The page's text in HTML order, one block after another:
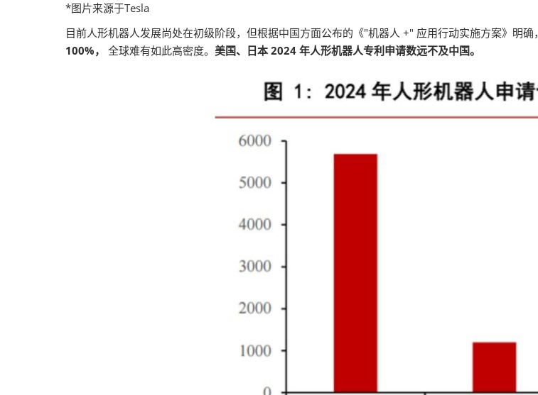
*图片来源于Tesla
目前人形机器人发展尚处在初级阶段，但根据中国方面公布的《"机器人 +" 应用行动实施方案》明确，
100%，
全球难有如此高密度。 美国、日本 2024 年人形机器人专利申请数远不及中国。